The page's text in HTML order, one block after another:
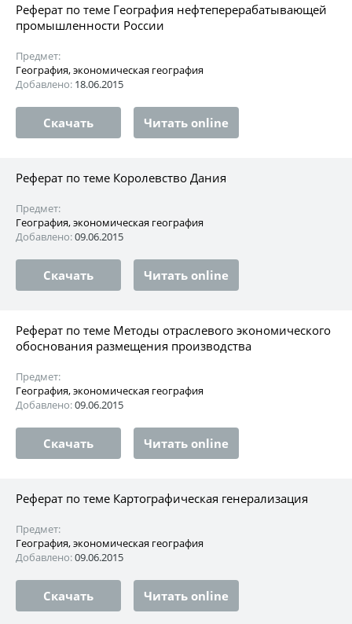
Реферат по теме География нефтеперерабатывающей
промышленности России
Предмет:
География, экономическая география
Добавлено: 18.06.2015
Скачать Читать online
Реферат по теме Королевство Дания
Предмет:
География, экономическая география
Добавлено:09.06.2015
Скачать Читать online
Реферат по теме Методы отраслевого экономического
обоснования размещения производства
Предмет:
География, экономическая география
Добавлено:09.06.2015
Скачать Читать online
Реферат по теме Картографическая генерализация
Предмет:
География, экономическая география
Добавлено:09.06.2015
Скачать Читать online